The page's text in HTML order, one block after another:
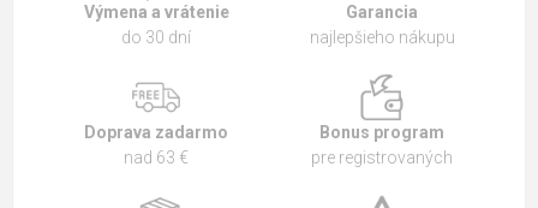
Výmena a vrátenie
do 30 dní
Garancia
najlepšieho nákupu
Doprava zadarmo
nad 63 €
Bonus program
pre registrovaných